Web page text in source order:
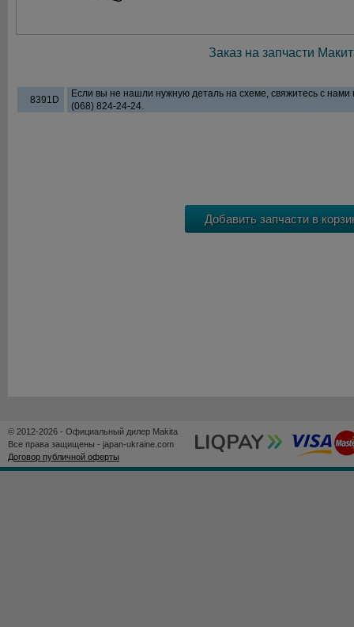
Заказ на запчасти
8391D
Если вы не нашли нужную деталь на схеме, свяжитесь с
(068) 824-24-24.
© 2012-2026 - Официальный дилер Makita
Все права защищены - japan-ukraine.com
Договор публичной оферты